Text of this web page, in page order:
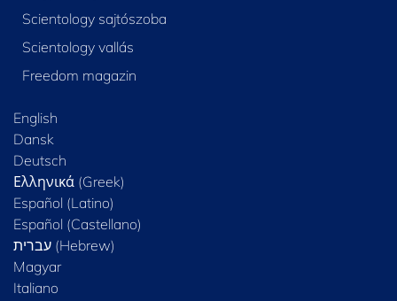
Scientology sajtószoba
Scientology vallás
Freedom magazin
English
Dansk
Deutsch
Ελληνικά (Greek)
Español (Latino)
Español (Castellano)
Magyar
Italiano